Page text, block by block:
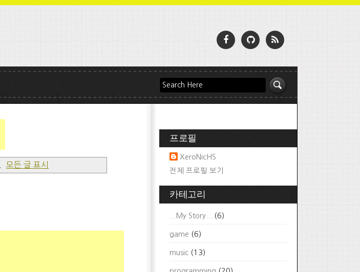
모든 글 표시
프로필
XeroNicHS
전체 프로필 보기
카테고리
...My Story... (6)
game (6)
music (13)